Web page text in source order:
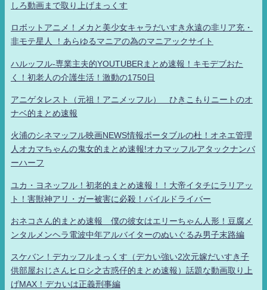
しろ動画まで取り上げまっくす
ロボットアニメ！メカと美少女キャラだいすき永遠の非リア充・
非モテ星人 ！あらゆるマニアの為のマニアックサイト
ハルッフル-専業主夫的YOUTUBERまとめ速報！キモデブおた
く！初老人の介護生活！激動の1750日
アニゲタレスト（元祖！アニメッフル） ひきこもりニートのオ
ナベ的まとめ速報
火浦のシネマッフル映画NEWS情報ポータブルの杜！オネエ管理
人オカマちゃんの鬼女的まとめ速報!オカマッフルアタックナンバ
ーハーフ
ユカ・ヨネッフル！初老的まとめ速報！！大帝イタチにラリアッ
ト！害獣神アリ・ガー被害に必殺！パイルドライバー
おネコさん的まとめ速報 僕の彼女はエリーちゃん人形！豆腐メ
ンタルメンヘラ電波中年アルバイターのぬいぐるみ男子末路編
スケバン！デカッフルまっくす（デカい強い2次元嫁だいすき子
供部屋おじさんヒロシ之古惑仔的まとめ速報）話題な動画取り上
げMAX！デカいは正義刑事編